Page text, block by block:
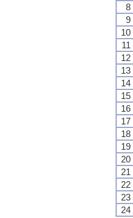
8
9
10
11
12
13
14
15
16
17
18
19
20
21
22
23
24